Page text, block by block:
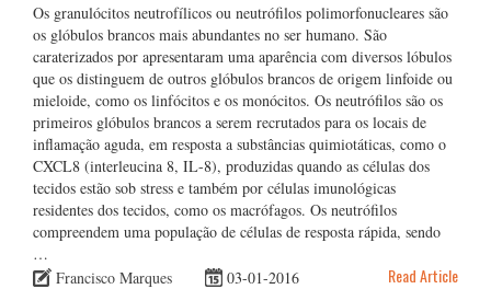
Os granulócitos neutrofílicos ou neutrófilos polimorfonucleares são
os glóbulos brancos mais abundantes no ser humano. São
caraterizados por apresentaram uma aparência com diversos lóbulos
que os distinguem de outros glóbulos brancos de origem linfoide ou
mieloide, como os linfócitos e os monócitos. Os neutrófilos são os
primeiros glóbulos brancos a serem recrutados para os locais de
inflamação aguda, em resposta a substâncias quimiotáticas, como o
CXCL8 (interleucina 8, IL-8), produzidas quando as células dos
tecidos estão sob stress e também por células imunológicas
residentes dos tecidos, como os macrófagos. Os neutrófilos
compreendem uma população de células de resposta rápida, sendo
…
Francisco Marques
03-01-2016 Read Article